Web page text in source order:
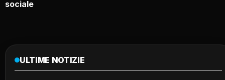
sociale
ULTIME NOTIZIE